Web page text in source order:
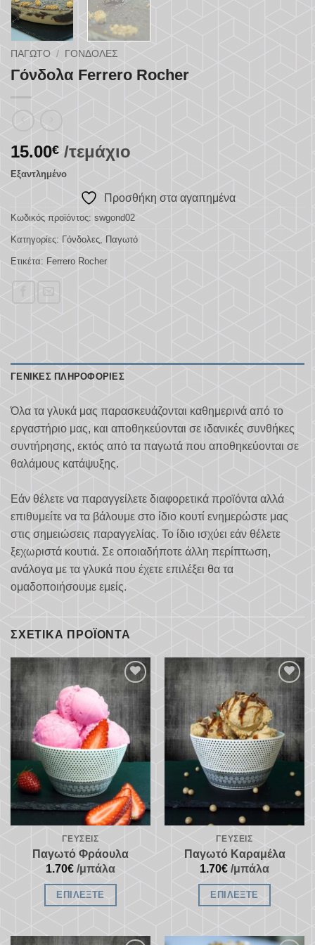
ΠΑΓΩΤΌ / ΓΌΝΔΟΛΕΣ
Γόνδολα Ferrero Rocher
15.00€ /τεμάχιο
Εξαντλημένο
Προσθήκη στα αγαπημένα
Κωδικός προϊόντος: swgond02
Κατηγορίες: Γόνδολες Παγωτό
Ετικέτα: Ferrero Rocher
ΓΕΝΙΚΈΣ ΠΛΗΡΟΦΟΡΊΕΣ
Όλα τα γλυκά μας παρασκευάζονται καθημερινά από το
εργαστήριο μας, και αποθηκεύονται σε ιδανικές συνθήκες
συντήρησης, εκτός από τα παγωτά που αποθηκεύονται σε
θαλάμους κατάψυξης.
Εάν θέλετε να παραγγείλετε διαφορετικά προϊόντα αλλά
επιθυμείτε να τα βάλουμε στο ίδιο κουτί ενημερώστε μας
στις σημειώσεις παραγγελίας. Το ίδιο ισχύει εάν θέλετε
ξεχωριστά κουτιά. Σε οποιαδήποτε άλλη περίπτωση,
ανάλογα με τα γλυκά που έχετε επιλέξει θα τα
ομαδοποιήσουμε εμείς.
ΣΧΕΤΙΚΆ ΠΡΟΪΌΝΤΑ
Προσθήκη
αγαπημένα
ΓΕΎΣΕΙΣ
Παγωτό Φράουλα
1.70€ /μπάλα
ΕΠΙΛΈΞΤΕ
Προσθήκη
στα
αγαπημένα
ΓΕΎΣΕΙΣ
Παγωτό Καραμέλα
1.70€ /μπάλα
ΕΠΙΛΈΞΤΕ